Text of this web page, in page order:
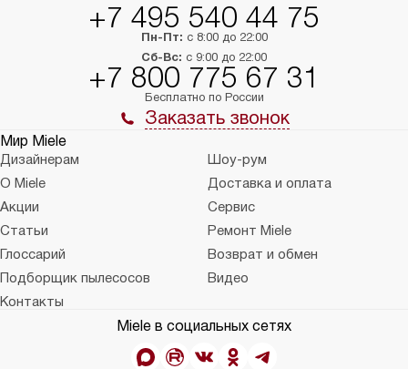
+7 495 540 44 75
Пн-Пт: с 8:00 до 22:00
Сб-Вс: с 9:00 до 22:00
+7 800 775 67 31
Бесплатно по России
Заказать звонок
Мир Miele
Дизайнерам
Шоу-рум
О Miele
Доставка и оплата
Акции
Сервис
Статьи
Ремонт Miele
Глоссарий
Возврат и обмен
Подборщик пылесосов
Видео
Контакты
Miele в социальных сетях